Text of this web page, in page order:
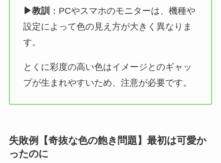
▶︎教訓
：PCやスマホのモニターは、機種や
設定によって色の見え方が大きく異なりま
す。
とくに彩度の高い色はイメージとのギャッ
プが生まれやすいため、注意が必要です。
失敗例【奇抜な色の飽き問題】最初は可愛か
ったのに